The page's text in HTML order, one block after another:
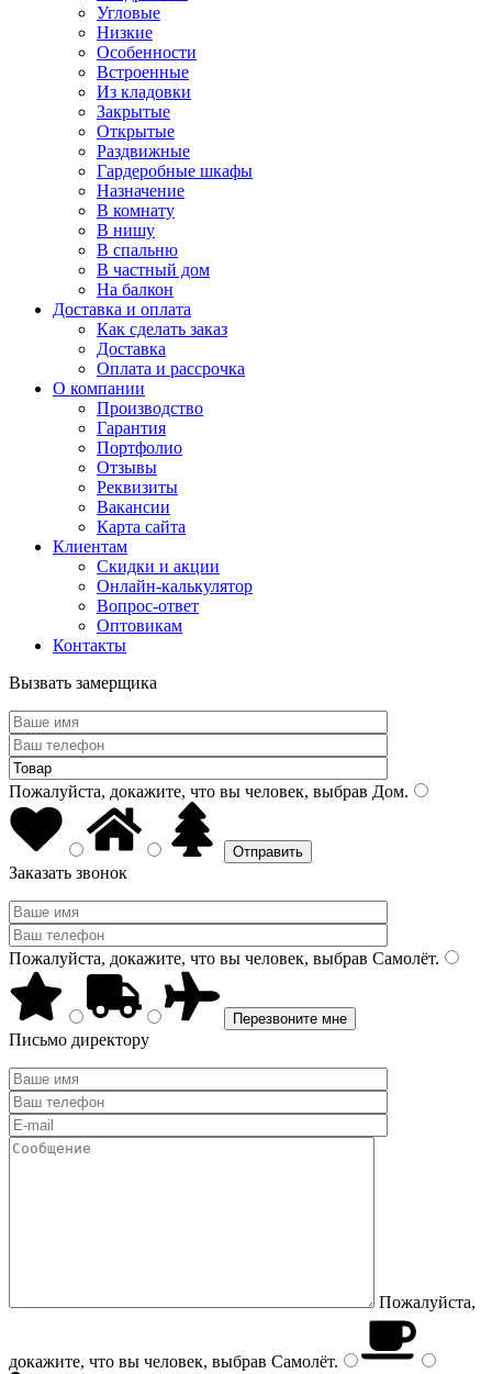
Угловые
Низкие
Особенности
Встроенные
Из кладовки
Закрытые
Открытые
Раздвижные
Гардеробные шкафы
Назначение
В комнату
В нишу
В спальню
В частный дом
На балкон
Доставка и оплата
Как сделать заказ
Доставка
Оплата и рассрочка
О компании
Производство
Гарантия
Портфолио
Отзывы
Реквизиты
Вакансии
Карта сайта
Клиентам
Скидки и акции
Онлайн-калькулятор
Вопрос-ответ
Оптовикам
Контакты
Вызвать замерщика
Пожалуйста, докажите, что вы человек, выбрав Дом.
Заказать звонок
Пожалуйста, докажите, что вы человек, выбрав Самолёт.
Письмо директору
Пожалуйста,
докажите, что вы человек, выбрав Самолёт.